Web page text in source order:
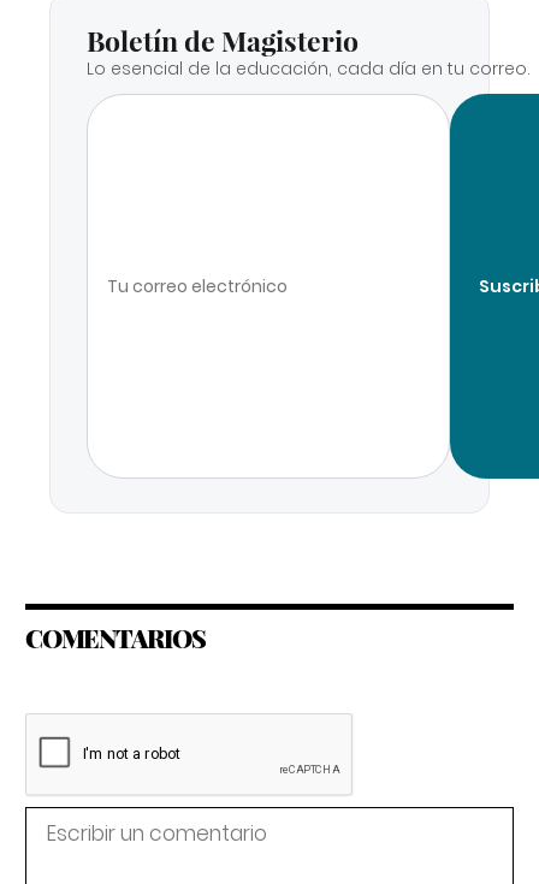
Boletín de Magisterio
Lo esencial de la educación, cada día en tu correo.
COMENTARIOS